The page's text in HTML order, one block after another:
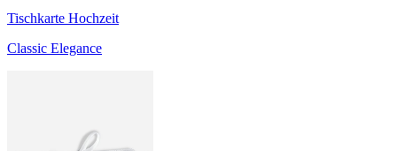
Tischkarte Hochzeit
Classic Elegance